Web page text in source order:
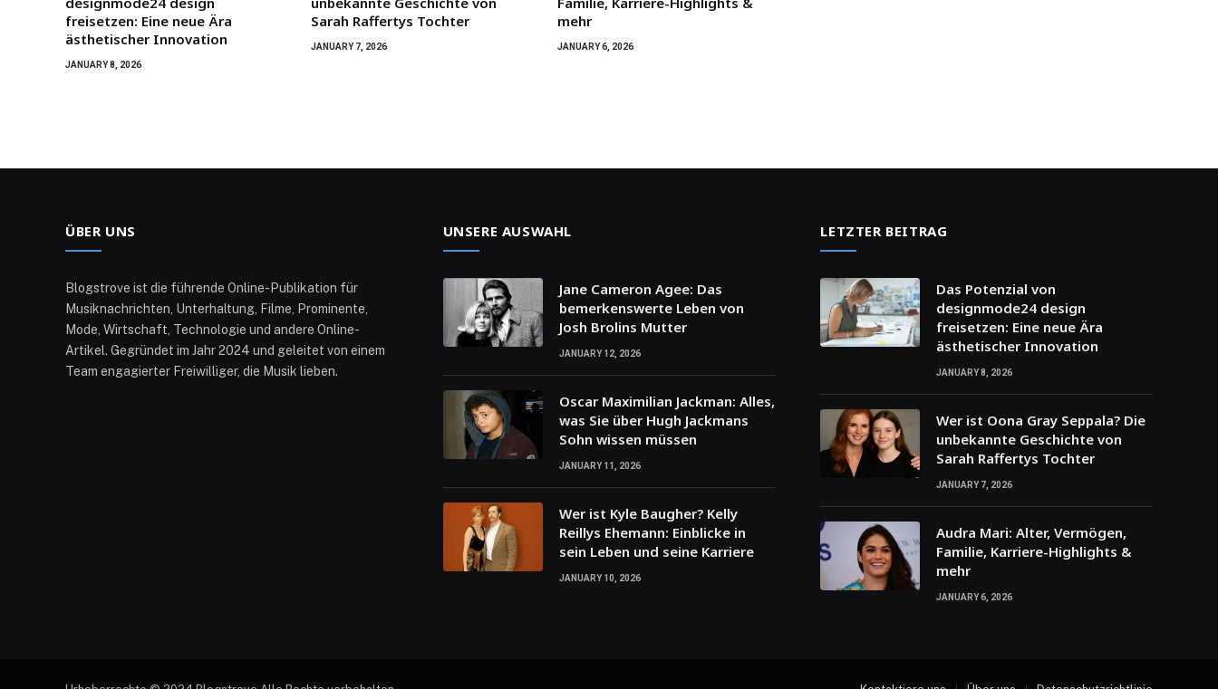
freisetzen: Eine neue Ära
ästhetischer Innovation
JANUARY 8, 2026
Sarah Raffertys Tochter
JANUARY 7, 2026
mehr
JANUARY 6, 2026
ÜBER UNS
Blogstrove ist die führende Online-Publikation für
Musiknachrichten, Unterhaltung, Filme, Prominente,
Mode, Wirtschaft, Technologie und andere Online-
Artikel. Gegründet im Jahr 2024 und geleitet von einem
Team engagierter Freiwilliger, die Musik lieben.
UNSERE AUSWAHL
Jane Cameron Agee: Das
bemerkenswerte Leben von
Josh Brolins Mutter
JANUARY 12, 2026
Oscar Maximilian Jackman: Alles,
was Sie über Hugh Jackmans
Sohn wissen müssen
JANUARY 11, 2026
Wer ist Kyle Baugher? Kelly
Reillys Ehemann: Einblicke in
sein Leben und seine Karriere
JANUARY 10, 2026
LETZTER BEITRAG
Das Potenzial von
designmode24 design
freisetzen: Eine neue Ära
ästhetischer Innovation
JANUARY 8, 2026
Wer ist Oona Gray Seppala? Die
unbekannte Geschichte von
Sarah Raffertys Tochter
JANUARY 7, 2026
Audra Mari: Alter, Vermögen,
Familie, Karriere-Highlights &
mehr
JANUARY 6, 2026